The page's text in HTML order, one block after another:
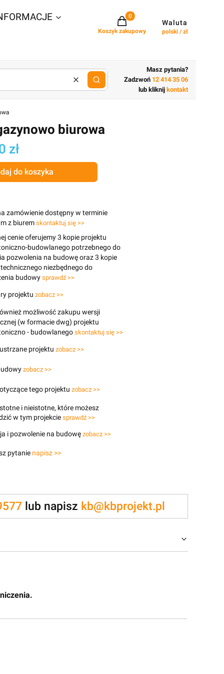
Projekty w koszyku: 0. Zobacz
Koszyk zakupowy
Waluta
polski / zł
Wyczyśćlub wpisz cechy budynku
Masz pytania?
Zadzwoń 12 414 35 06
lub kliknij kontakt
biurowa
zł
do koszyka
zamówienie dostępny w terminie
z biurem skontaktuj się >>
cenie oferujemy 3 kopie projektu
budowlanego potrzebnego do
pozwolenia na budowę oraz 3 kopie
niezbędnego do
budowysprawdź >>
projektu zobacz >>
możliwość zakupu wersji
(w formacie dwg) projektu
- budowlanego skontaktuj się >>
projektu zobacz >>
zobacz >>
tego projektu zobacz >>
i nieistotne, które możesz
w tym projekcie sprawdź >>
i pozwolenie na budowęzobacz >>
pytanie napisz >>
lub napisz kb@kbprojekt.pl